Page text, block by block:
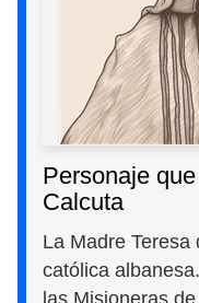
Personaje
Calcuta
La Madre
católica